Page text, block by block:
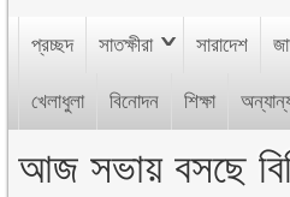
প্রচ্ছদ সাতক্ষীরা সারাদেশ
খেলাধুলা বিনোদন শিক্ষা
আজ সভায় বসছে